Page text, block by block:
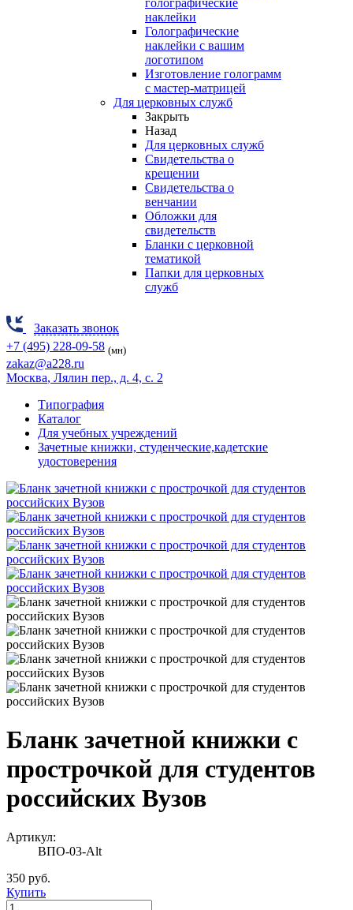
наклейки
Голографические
наклейки с вашим
логотипом
Изготовление голограмм
с мастер-матрицей
Для церковных служб
Закрыть
Назад
Для церковных служб
Свидетельства о
крещении
Свидетельства о
венчании
Обложки для
свидетельств
Бланки с церковной
тематикой
Папки для церковных
служб
Заказать звонок
+7 (495) 228-09-58 (мн)
zakaz@a228.ru
Москва, Лялин пер., д. 4, с. 2
Типография
Каталог
Для учебных учреждений
Зачетные книжки, студенческие,кадетские
удостоверения
Бланк зачетной книжки с
прострочкой для студентов
российских Вузов
Артикул:
ВПО-03-Alt
350 руб.
Купить